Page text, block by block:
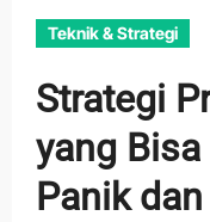
Teknik & Strategi
Strategi
yang
Panik